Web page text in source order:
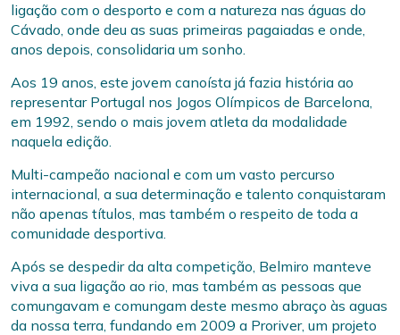
ligação com o desporto e com a natureza nas águas do
Cávado, onde deu as suas primeiras pagaiadas e onde,
anos depois, consolidaria um sonho.
Aos 19 anos, este jovem canoísta já fazia história ao
representar Portugal nos Jogos Olímpicos de Barcelona,
em 1992, sendo o mais jovem atleta da modalidade
naquela edição.
Multi-campeão nacional e com um vasto percurso
internacional, a sua determinação e talento conquistaram
não apenas títulos, mas também o respeito de toda a
comunidade desportiva.
Após se despedir da alta competição, Belmiro manteve
viva a sua ligação ao rio, mas também as pessoas que
comungavam e comungam deste mesmo abraço às aguas
da nossa terra, fundando em 2009 a Proriver, um projeto